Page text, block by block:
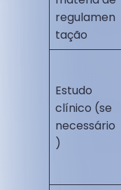
regulamen
tação
Estudo
clínico (se
necessário
)